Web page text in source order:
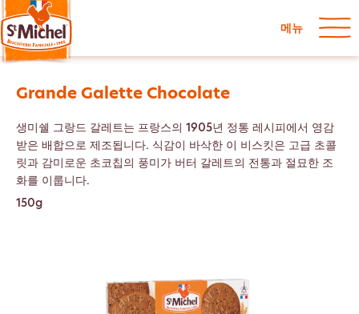
메뉴
Grande Galette Chocolate
생미쉘 그랑드 갈레트는 프랑스의 1905년 정통 레시피에서 영감
받은 배합으로 제조됩니다. 식감이 바삭한 이 비스킷은 고급 초콜
릿과 감미로운 초코칩의 풍미가 버터 갈레트의 전통과 절묘한 조
화를 이룹니다.
150g